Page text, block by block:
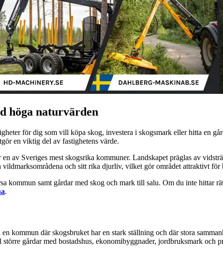
höga naturvärden
för dig som vill köpa skog, investera i skogsmark eller hitta en
en viktig del av fastighetens värde.
av Sveriges mest skogsrika kommuner. Landskapet präglas av
och sitt rika djurliv, vilket gör området attraktivt
kommun samt gårdar med skog och mark till salu. Om du inte hittar
.
kommun där skogsbruket har en stark ställning och där stora
gårdar med bostadshus, ekonomibyggnader, jordbruksmark och